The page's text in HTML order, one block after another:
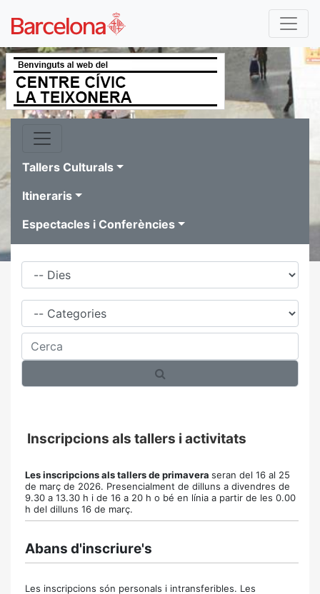
Tallers Culturals
Itineraris
Espectacles i Conferències
Dies
Família
Cerca
Inscripcions als tallers i activitats
Les inscripcions als tallers de primavera seran del 16 al 25
de març de 2026. Presencialment de dilluns a divendres de
9.30 a 13.30 h i de 16 a 20 h o bé en línia a partir de les 0.00
h del dilluns 16 de març.
Abans d'inscriure's
Les inscripcions són personals i intransferibles. Les